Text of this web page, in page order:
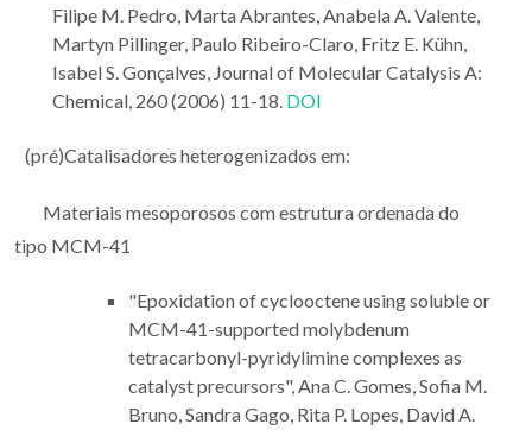
Filipe M. Pedro, Marta Abrantes, Anabela A. Valente,
Martyn Pillinger, Paulo Ribeiro-Claro, Fritz E. Kühn,
Isabel S. Gonçalves, Journal of Molecular Catalysis A:
Chemical, 260 (2006) 11-18. DOI
(pré)Catalisadores heterogenizados em:
Materiais mesoporosos com estrutura ordenada do
tipo MCM-41
"Epoxidation of cyclooctene using soluble or
MCM-41-supported molybdenum
tetracarbonyl-pyridylimine complexes as
catalyst precursors", Ana C. Gomes, Sofia M.
Bruno, Sandra Gago, Rita P. Lopes, David A.